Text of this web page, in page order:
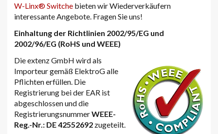
W-Linx® Switche bieten wir Wiederverkäufern
interessante Angebote. Fragen Sie uns!
Einhaltung der Richtlinien 2002/95/EG und
2002/96/EG (RoHS und WEEE)
Die extenz GmbH wird als
Importeur gemäß ElektroG alle
Pflichten erfüllen. Die
Registrierung bei der EAR ist
abgeschlossen und die
RegistrierungsnummerWEEE-
Reg.-Nr.: DE 42552692 zugeteilt.